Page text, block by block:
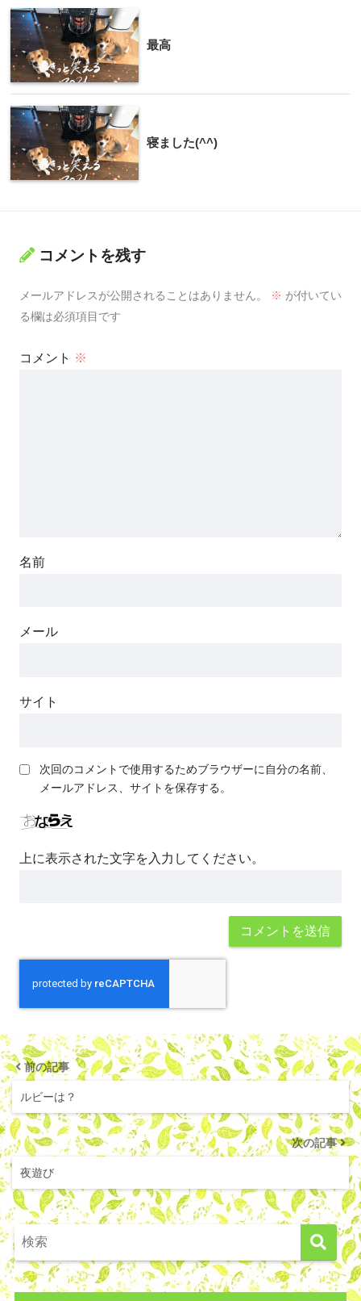
最高
寝ました(^^)
コメントを残す
メールアドレスが公開されることはありません。 ※ が付いてい
る欄は必須項目です
コメント ※
名前
メール
サイト
次回のコメントで使用するためブラウザーに自分の名前、
メールアドレス、サイトを保存する。
上に表示された文字を入力してください。
前の記事
ルビーは？
次の記事
夜遊び